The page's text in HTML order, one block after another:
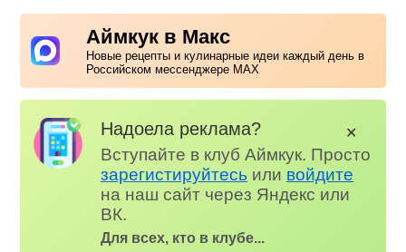
Аймкук в Макс
Новые рецепты и кулинарные идеи каждый день в
Российском мессенджере MAX
Надоела реклама?
Вступайте в клуб Аймкук. Просто
зарегистируйтесь или войдите
на наш сайт через Яндекс или
ВК.
Для всех, кто в клубе...
✕